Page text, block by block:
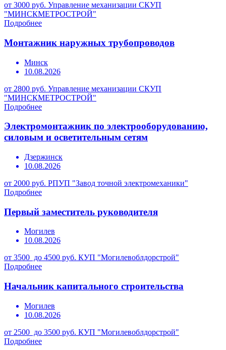
от 3000 руб. Управление механизации СКУП
"МИНСКМЕТРОСТРОЙ"
Подробнее
Монтажник наружных трубопроводов
Минск
10.08.2026
от 2800 руб. Управление механизации СКУП
"МИНСКМЕТРОСТРОЙ"
Подробнее
Электромонтажник по электрооборудованию,
силовым и осветительным сетям
Дзержинск
10.08.2026
от 2000 руб. РПУП "Завод точной электромеханики"
Подробнее
Первый заместитель руководителя
Могилев
10.08.2026
от 3500 до 4500 руб. КУП "Могилевоблдорстрой"
Подробнее
Начальник капитального строительства
Могилев
10.08.2026
от 2500 до 3500 руб. КУП "Могилевоблдорстрой"
Подробнее